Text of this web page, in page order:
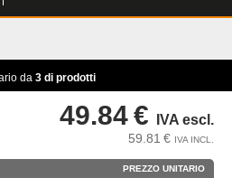
da 3 di prodotti
PREZZO UNITARIO
49.84 € IVA escl.
59.81 € IVA INCL.